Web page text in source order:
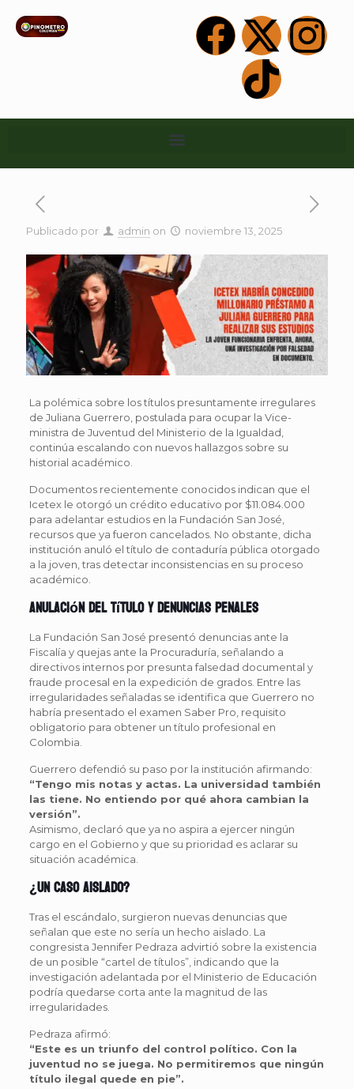
Publicado por admin on noviembre 13, 2025
La polémica sobre los títulos presuntamente irregulares
de Juliana Guerrero, postulada para ocupar la Vice­
ministra de Juventud del Ministerio de la Igualdad,
continúa escalando con nuevos hallazgos sobre su
historial académico.
Documentos recientemente conocidos indican que el
Icetex le otorgó un crédito educativo por $11.084.000
para adelantar estudios en la Fundación San José,
recursos que ya fueron cancelados. No obstante, dicha
institución anuló el título de contaduría pública otorgado
a la joven, tras detectar inconsistencias en su proceso
académico.
Anulación del título y denuncias penales
La Fundación San José presentó denuncias ante la
Fiscalía y quejas ante la Procuraduría, señalando a
directivos internos por presunta falsedad documental y
fraude procesal en la expedición de grados. Entre las
irregularidades señaladas se identifica que Guerrero no
habría presentado el examen Saber Pro, requisito
obligatorio para obtener un título profesional en
Colombia.
Guerrero defendió su paso por la institución afirmando:
“Tengo mis notas y actas. La universidad también
las tiene. No entiendo por qué ahora cambian la
versión”.
Asimismo, declaró que ya no aspira a ejercer ningún
cargo en el Gobierno y que su prioridad es aclarar su
situación académica.
¿Un caso aislado?
Tras el escándalo, surgieron nuevas denuncias que
señalan que este no sería un hecho aislado. La
congresista Jennifer Pedraza advirtió sobre la existencia
de un posible “cartel de títulos”, indicando que la
investigación adelantada por el Ministerio de Educación
podría quedarse corta ante la magnitud de las
irregularidades.
Pedraza afirmó:
“Este es un triunfo del control político. Con la
juventud no se juega. No permitiremos que ningún
título ilegal quede en pie”.